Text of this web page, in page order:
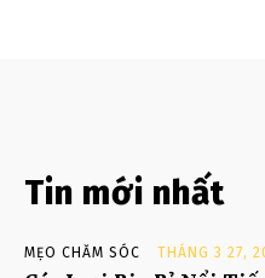
Tin mới nhất
MẸO CHĂM SÓC THÁNG 3 27,